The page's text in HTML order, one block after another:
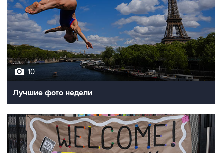
10
Лучшие фото недели